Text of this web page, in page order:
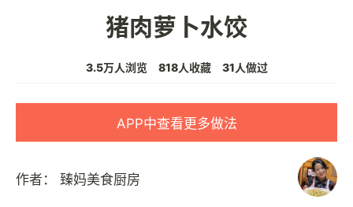
猪肉萝卜水饺
3.5万人浏览 818人收藏 31人做过
APP中查看更多做法
作者： 臻妈美食厨房